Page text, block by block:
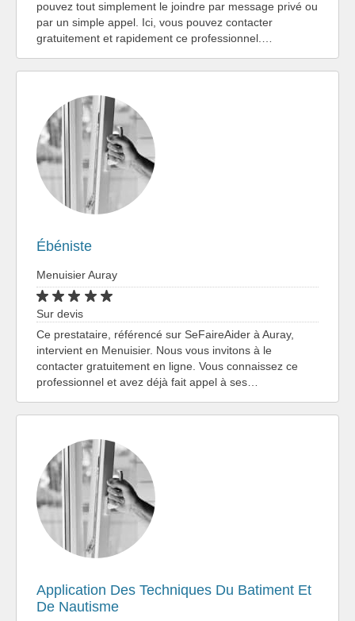
pouvez tout simplement le joindre par message privé ou
par un simple appel. Ici, vous pouvez contacter
gratuitement et rapidement ce professionnel.…
Ébéniste
Menuisier Auray
Sur devis
Ce prestataire, référencé sur SeFaireAider à Auray,
intervient en Menuisier. Nous vous invitons à le
contacter gratuitement en ligne. Vous connaissez ce
professionnel et avez déjà fait appel à ses…
Application Des Techniques Du Batiment Et
De Nautisme